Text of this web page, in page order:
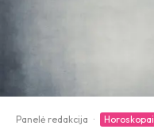
Panelė redakcija · Horoskopai